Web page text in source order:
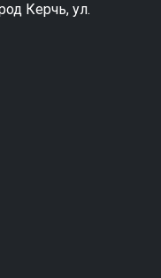
Керчь, ул.